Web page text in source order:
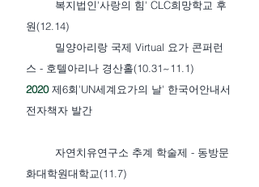
복지법인'사랑의 힘' CLC희망학교 후
원(12.14)
밀양아리랑 국제 Virtual 요가 콘퍼런
스 - 호텔아리나 경산홀(10.31~11.1)
2020제6회'UN세계요가의 날' 한국어안내서
전자책자 발간
자연치유연구소 추계 학술제 - 동방문
화대학원대학교(11.7)